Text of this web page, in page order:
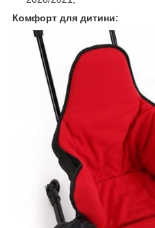
Комфорт для дитини: